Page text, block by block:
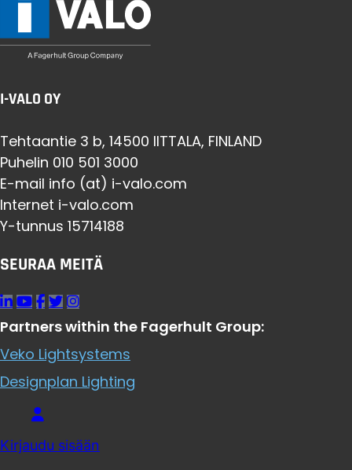
I-VALO OY
Tehtaantie 3 b, 14500 IITTALA, FINLAND
Puhelin 010 501 3000
E-mail info (at) i-valo.com
Internet i-valo.com
Y-tunnus 15714188
SEURAA MEITÄ
Partners within the Fagerhult Group:
Veko Lightsystems
Designplan Lighting
Kirjaudu sisään